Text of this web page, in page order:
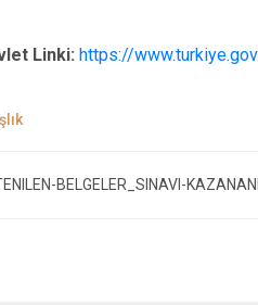
Linki: https://
BELGELER_SINAVI-